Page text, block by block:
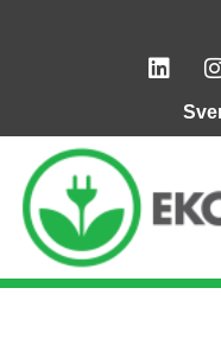
L
i
i
n
I
t
r